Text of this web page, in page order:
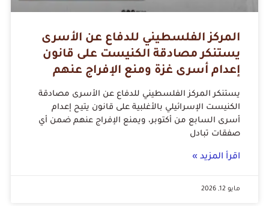
المركز الفلسطيني للدفاع عن الأسرى
يستنكر مصادقة الكنيست على قانون
إعدام أسرى غزة ومنع الإفراج عنهم
يستنكر المركز الفلسطيني للدفاع عن الأسرى مصادقة
الكنيست الإسرائيلي بالأغلبية على قانون يتيح إعدام
أسرى السابع من أكتوبر، ويمنع الإفراج عنهم ضمن أي
صفقات تبادل
اقرأ المزيد »
مايو 12, 2026